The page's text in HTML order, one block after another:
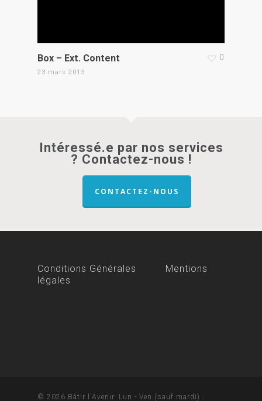
Box – Ext. Content
23 mars 2013
0
Intéressé.e par nos services
? Contactez-nous !
CONTACTEZ-NOUS
Conditions Générales Mentions
légales
© 2026 Bâtir l'Avenir. Lun - Ven (sauf mardi) :